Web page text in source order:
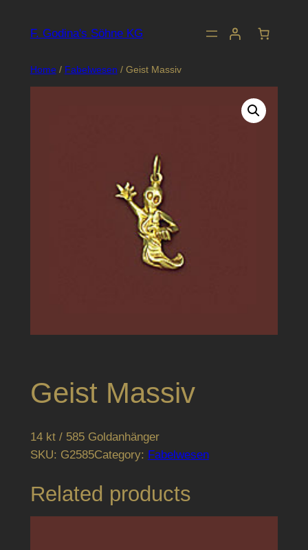
F. Godina's Söhne KG
Home/ Fabelwesen / Geist Massiv
Geist Massiv
14 kt / 585 Goldanhänger
SKU: G2585Category: Fabelwesen
Related products